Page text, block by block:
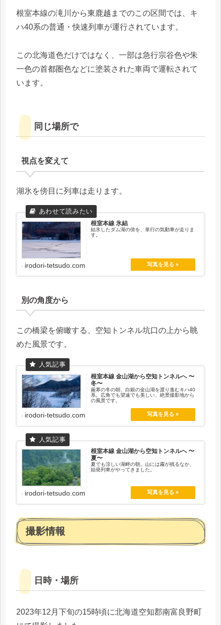
根室本線の滝川から東鹿越までのこの区間では、キ
ハ40系の普通・快速列車が運行されています。
この北海道色だけではなく、一部は急行宗谷色や朱
一色の首都圏色などに塗装された車両で運転されて
います。
同じ場所で
視点を変えて
湖氷を傍目に列車は走ります。
根室本線 氷結
結氷したダム湖の傍を、単行の気動車が走りま
す。
irodori-tetsudo.com
別の角度から
この橋梁を俯瞰する、空知トンネル坑口の上から眺
めた風景です。
根室本線 金山湖から空知トンネルへ 〜
冬〜
厳寒の冬の朝、白銀の金山湖を渡り進むキハ40
系。広角でも望遠でも美しい、絶景撮影地から
の風景です。
irodori-tetsudo.com
根室本線 金山湖から空知トンネルへ 〜
夏〜
夏でも涼しい湖畔の朝。山には霧が残るなか、
始発列車がやってきました。
irodori-tetsudo.com
撮影情報
日時・場所
2023年12月下旬の15時頃に北海道空知郡南富良野町